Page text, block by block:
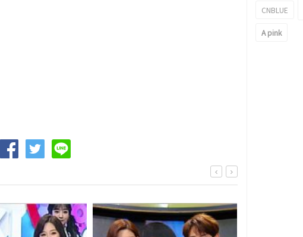
CNBLUE
A pink